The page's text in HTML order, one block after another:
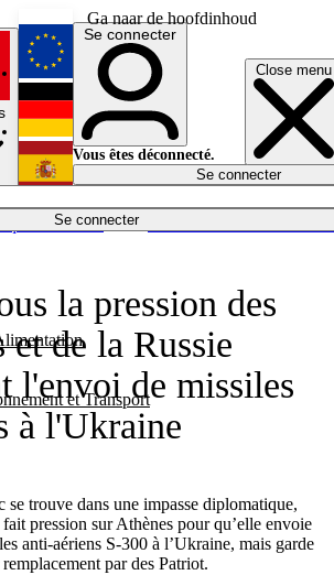
Ga naar de hoofdinhoud
Close menu
Se connecter
et Transport
Économie
English
Deutsch
Español
Se connecter
Vous êtes déconnecté.
Se connecter
la pression des
et de la Russie
l'envoi de missiles
à l'Ukraine
se trouve dans une impasse diplomatique,
pression sur Athènes pour qu’elle envoie
anti-aériens S-300 à l’Ukraine, mais garde
par des Patriot.